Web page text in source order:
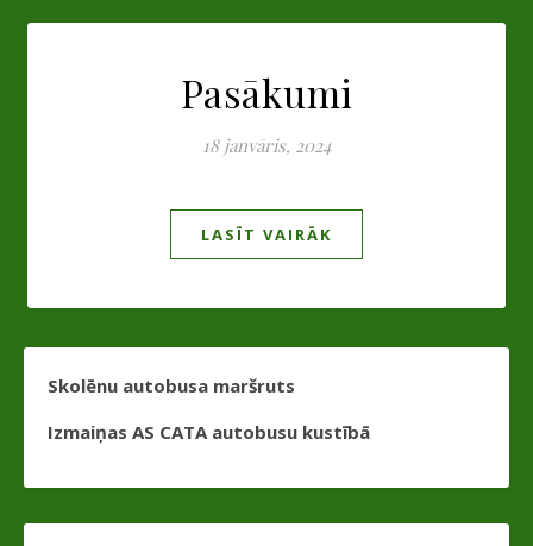
Pasākumi
18 janvāris, 2024
LASĪT VAIRĀK
Skolēnu autobusa maršruts
Izmaiņas AS CATA autobusu kustībā